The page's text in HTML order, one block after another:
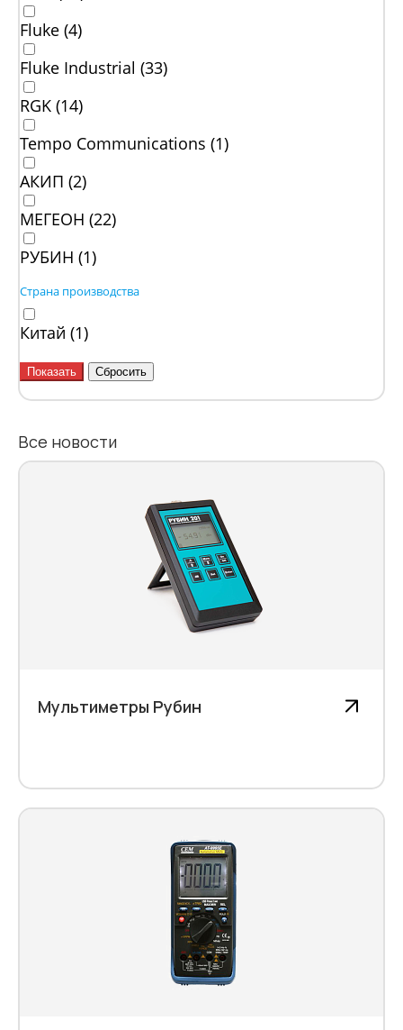
Fluke (4)
Fluke Industrial (33)
RGK (14)
Tempo Communications (1)
АКИП (2)
МЕГЕОН (22)
РУБИН (1)
Страна производства
Китай (1)
Все новости
Мультиметры Рубин